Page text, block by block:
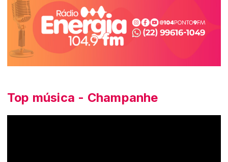
Top música - Champanhe